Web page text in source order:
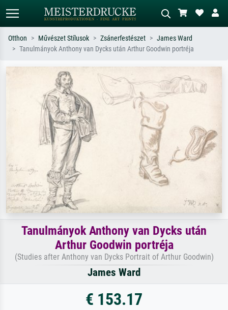
Keressen művész, műcím vagy stílus
szerint – pl. Monet, Csillagos éj,
impresszionizmus, Hokusai-hullám,
akt.
Írja le a jelenetet – pl. zöld rét, sok
piros absztrakt, sötét olajkép, álló akt
egy fa mellett.
Otthon Művészet Stílusok Zsánerfestészet
James Ward
Tanulmányok Anthony van Dycks után Arthur Goodwin portréja
Tanulmányok Anthony van Dycks után
Arthur Goodwin portréja
(Studies after Anthony van Dycks Portrait of Arthur Goodwin)
James Ward
€ 153.17